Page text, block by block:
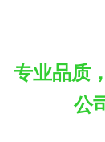
专业品质
公